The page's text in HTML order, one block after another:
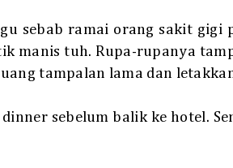
sebab ramai orang sakit gigi
manis tuh. Rupa-rupanya
tampalan lama dan
sebelum balik ke hotel.